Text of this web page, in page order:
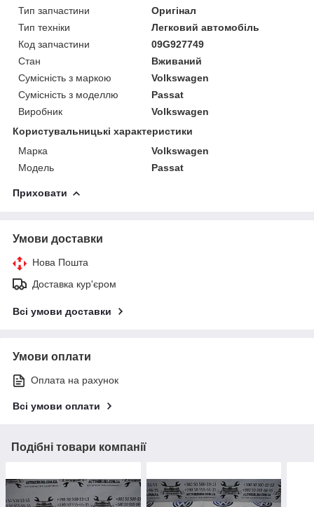
Тип запчастини
Оригінал
Тип техніки
Легковий автомобіль
Код запчастини
09G927749
Стан
Вживаний
Сумісність з маркою
Volkswagen
Сумісність з моделлю
Passat
Виробник
Volkswagen
Користувальницькі характеристики
Марка
Volkswagen
Модель
Passat
Приховати
Умови доставки
Нова Пошта
Доставка кур'єром
Всі умови доставки
Умови оплати
Оплата на рахунок
Всі умови оплати
Подібні товари компанії